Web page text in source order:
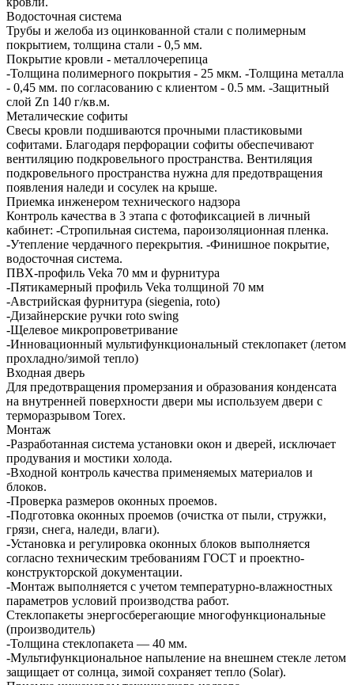
Водосточная система
Трубы и желоба из оцинкованной стали с полимерным
покрытием, толщина стали - 0,5 мм.
Покрытие кровли - металлочерепица
-Толщина полимерного покрытия - 25 мкм. -Толщина металла
- 0,45 мм. по согласованию с клиентом - 0.5 мм. -Защитный
слой Zn 140 г/кв.м.
Металические софиты
Свесы кровли подшиваются прочными пластиковыми
софитами. Благодаря перфорации софиты обеспечивают
вентиляцию подкровельного пространства. Вентиляция
подкровельного пространства нужна для предотвращения
появления наледи и сосулек на крыше.
Приемка инженером технического надзора
Контроль качества в 3 этапа с фотофиксацией в личный
кабинет: -Стропильная система, пароизоляционная пленка.
-Утепление чердачного перекрытия. -Финишное покрытие,
водосточная система.
ПВХ-профиль Veka 70 мм и фурнитура
-Пятикамерный профиль Veka толщиной 70 мм
-Австрийская фурнитура (siegenia, roto)
-Дизайнерские ручки roto swing
-Щелевое микропроветривание
-Инновационный мультифункциональный стеклопакет (летом
прохладно/зимой тепло)
Входная дверь
Для предотвращения промерзания и образования конденсата
на внутренней поверхности двери мы используем двери с
терморазрывом Torex.
Монтаж
-Разработанная система установки окон и дверей, исключает
продувания и мостики холода.
-Входной контроль качества применяемых материалов и
блоков.
-Проверка размеров оконных проемов.
-Подготовка оконных проемов (очистка от пыли, стружки,
грязи, снега, наледи, влаги).
-Установка и регулировка оконных блоков выполняется
согласно техническим требованиям ГОСТ и проектно-
конструкторской документации.
-Монтаж выполняется с учетом температурно-влажностных
параметров условий производства работ.
Стеклопакеты энергосберегающие многофункциональные
(производитель)
-Толщина стеклопакета — 40 мм.
-Мультифункциональное напыление на внешнем стекле летом
защищает от солнца, зимой сохраняет тепло (Solar).